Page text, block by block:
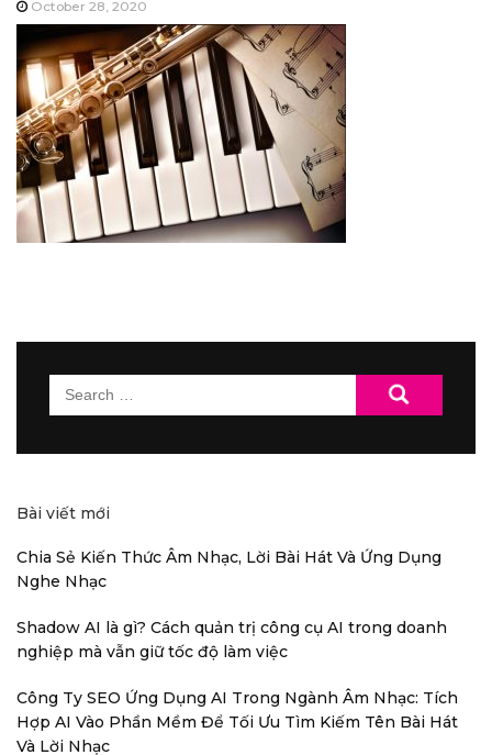
October 28, 2020
Search
for:
Bài viết mới
Chia Sẻ Kiến Thức Âm Nhạc, Lời Bài Hát Và Ứng Dụng
Nghe Nhạc
Shadow AI là gì? Cách quản trị công cụ AI trong doanh
nghiệp mà vẫn giữ tốc độ làm việc
Công Ty SEO Ứng Dụng AI Trong Ngành Âm Nhạc: Tích
Hợp AI Vào Phần Mềm Để Tối Ưu Tìm Kiếm Tên Bài Hát
Và Lời Nhạc